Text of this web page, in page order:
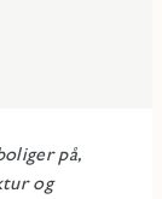
på,
og